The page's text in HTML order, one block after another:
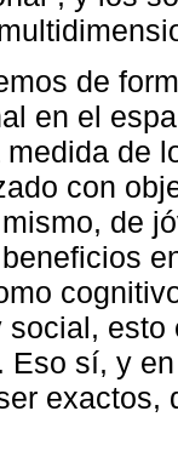
de
en el
de
con
de
Eso sí, y
exactos,